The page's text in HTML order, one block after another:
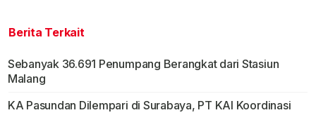
Berita Terkait
Sebanyak 36.691 Penumpang Berangkat dari Stasiun
Malang
KA Pasundan Dilempari di Surabaya, PT KAI Koordinasi